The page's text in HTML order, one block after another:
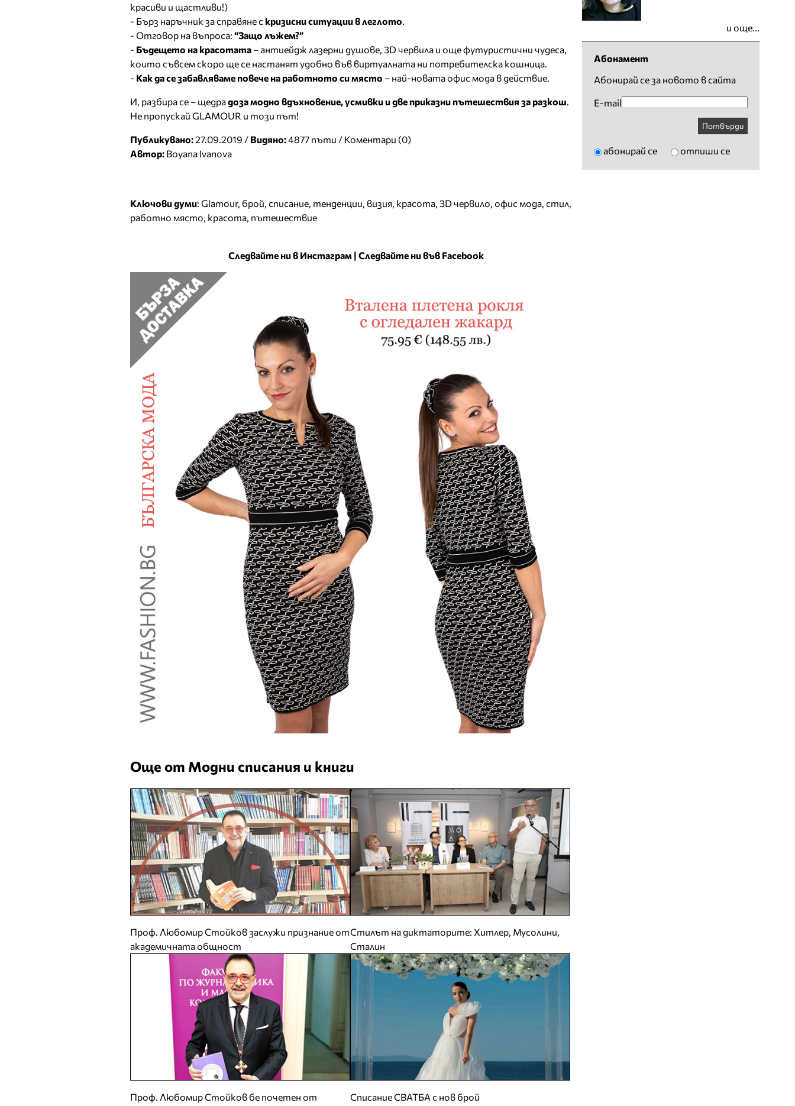
красиви и щастливи!)
- Бърз наръчник за справяне с кризисни ситуации в леглото
- Отговор на въпроса: “Защо лъжем?”
- Бъдещето на красотата – антиейдж лазерни душове, 3D червила и още футуристични чудеса,
които съвсем скоро ще се настанят удобно във виртуалната ни потребителска кошница.
- Как да се забавляваме повече на работното си място – най-новата офис мода в действие.
И, разбира се – щедрадоза модно вдъхновение, усмивки и две приказни пътешествия за разкош
Не пропускай GLAMOUR и този път!
Публикувано:27.09.2019 / Видяно:4877 пъти / Коментари (0)
Автор: Boyana Ivanova
Ключови думи: Glamour, брой списание тенденции визия красота 3D червило офис мода стил
работно място красота пътешествие
Следвайте ни в Инстаграм | Следвайте ни във Facebook
Още от Модни списания и книги
Проф. Любомир Стойков заслужи признание от
академичната общност
Стилът на диктаторите: Хитлер, Мусолини,
Сталин
Проф. Любомир Стойков бе почетен от
Списание СВАТБА с нов брой
и още...
Абонамент
Абонирай се за новото в сайта
E-mail
Потвърди
абонирай се отпиши се